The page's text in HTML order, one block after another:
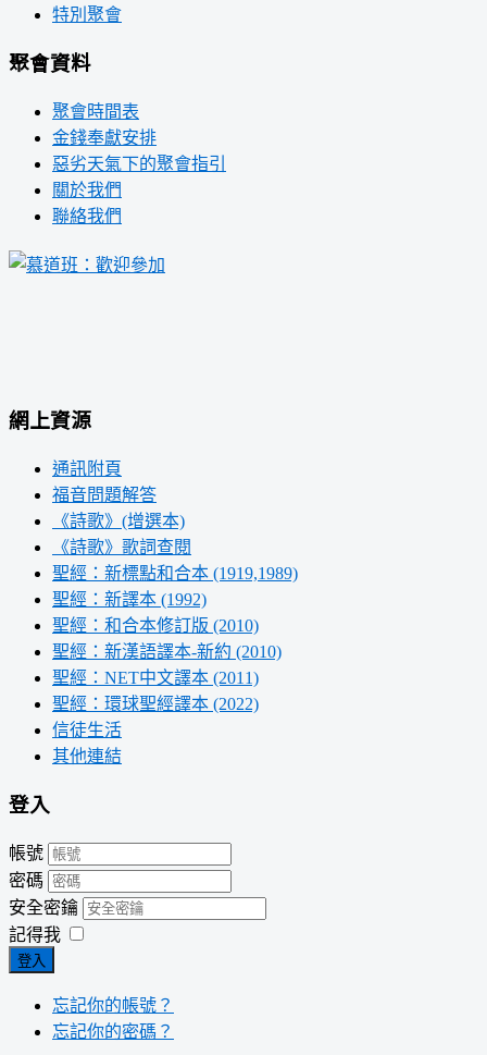
特別聚會
聚會資料
聚會時間表
金錢奉獻安排
惡劣天氣下的聚會指引
關於我們
聯絡我們
網上資源
通訊附頁
福音問題解答
《詩歌》(增選本)
《詩歌》歌詞查閱
聖經：新標點和合本 (1919,1989)
聖經：新譯本 (1992)
聖經：和合本修訂版 (2010)
聖經：新漢語譯本-新約 (2010)
聖經：NET中文譯本 (2011)
聖經：環球聖經譯本 (2022)
信徒生活
其他連結
登入
帳號
密碼
安全密鑰
記得我
登入
忘記你的帳號？
忘記你的密碼？